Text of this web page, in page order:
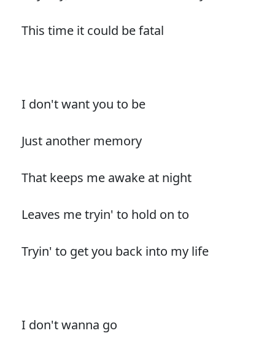
This time it could be fatal
I don't want you to be
Just another memory
That keeps me awake at night
Leaves me tryin' to hold on to
Tryin' to get you back into my life
I don't wanna go